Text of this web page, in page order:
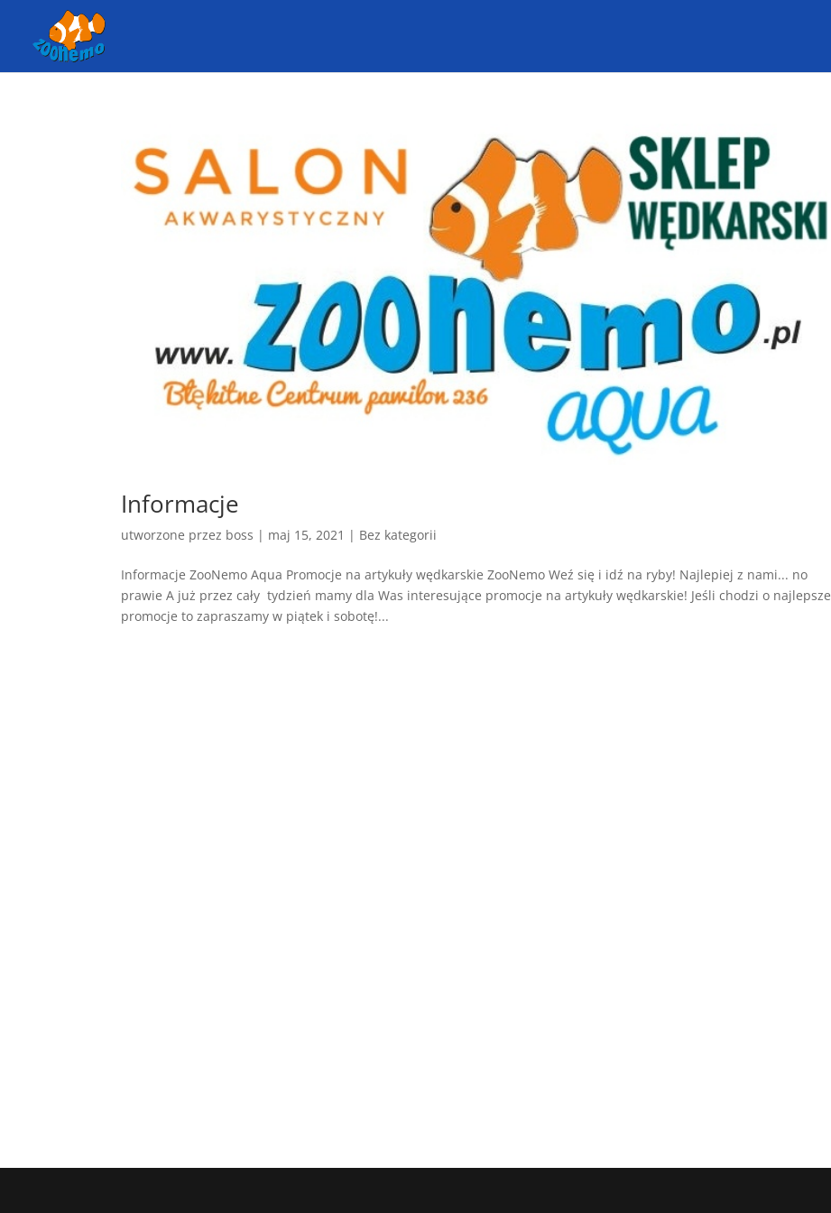
Informacje
utworzone przez boss | maj 15, 2021 | Bez kategorii
Informacje ZooNemo Aqua Promocje na artykuły wędkarskie ZooNemo Weź się i idź na ryby! Najlepiej z nami... no
prawie A już przez cały tydzień mamy dla Was interesujące promocje na artykuły wędkarskie! Jeśli chodzi o najlepsze
promocje to zapraszamy w piątek i sobotę!...